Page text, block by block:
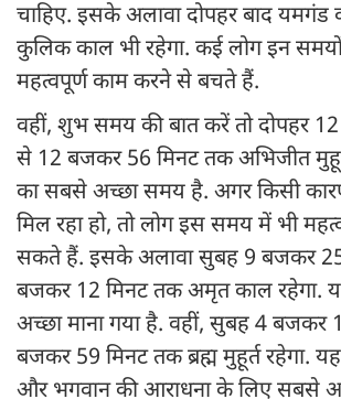
चाहिए. इसके अलावा दोपहर बाद
कुलिक काल भी रहेगा. कई लोग इन
महत्वपूर्ण काम करने से बचते हैं.
वहीं, शुभ समय की बात करें तो दोपहर
से 12 बजकर 56 मिनट तक अभिजीत
का सबसे अच्छा समय है. अगर किसी
मिल रहा हो, तो लोग इस समय में भी
सकते हैं. इसके अलावा सुबह 9 बजकर
बजकर 12 मिनट तक अमृत काल रहेगा.
अच्छा माना गया है. वहीं, सुबह 4 बजकर
बजकर 59 मिनट तक ब्रह्म मुहूर्त रहेगा.
और भगवान की आराधना के लिए सबसे